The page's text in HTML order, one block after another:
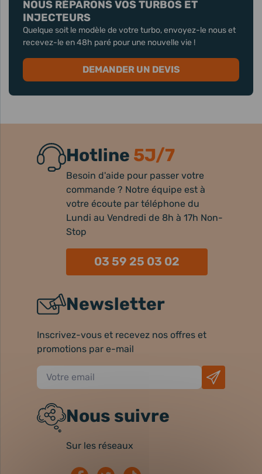
NOUS RÉPARONS VOS TURBOS ET
INJECTEURS
Quelque soit le modèle de votre turbo, envoyez-le nous et
recevez-le en 48h paré pour une nouvelle vie !
DEMANDER UN DEVIS
Hotline 5J/7
Besoin d'aide pour passer votre
commande ? Notre équipe est à
votre écoute par téléphone du
Lundi au Vendredi de 8h à 17h Non-
Stop
03 59 25 03 02
Newsletter
Inscrivez-vous et recevez nos offres et
promotions par e-mail
Nous suivre
Sur les réseaux